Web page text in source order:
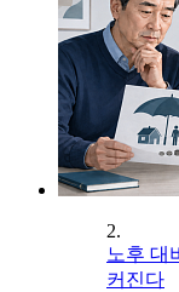
2.
노후 대
커진다